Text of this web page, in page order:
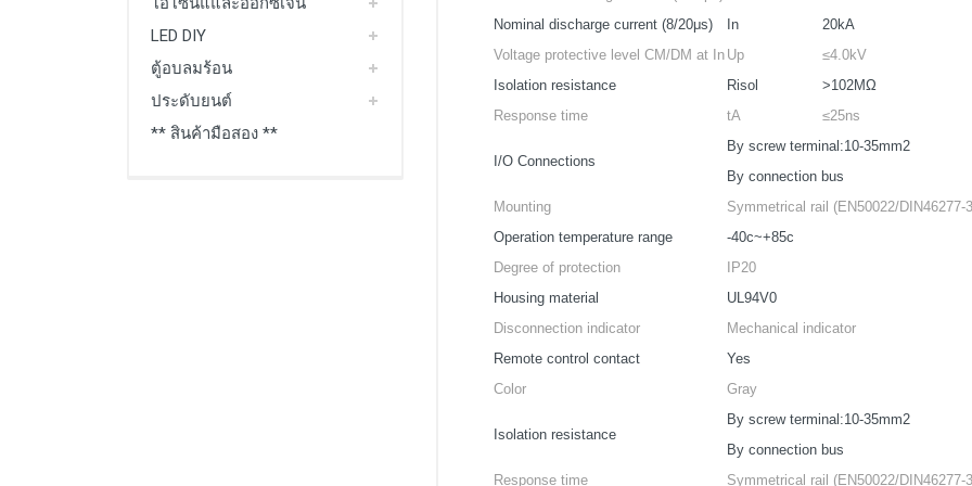
LED DIY
ตู้อบลมร้อน
ประดับยนต์
** สินค้ามือสอง **
Nominal discharge current (8/20μs)
In
20kA
Voltage protective level CM/DM at In Up
≤4.0kV
Isolation resistance
Risol
>102MΩ
Response time
tA ≤25ns
I/O Connections
By screw terminal:10-35mm2
By connection bus
Mounting
Symmetrical rail (EN50022/DIN46277-
Operation temperature range
-40c~+85c
Degree of protection
IP20
Housing material
UL94V0
Disconnection indicator
Mechanical indicator
Remote control contact
Yes
Color
Gray
Isolation resistance
By screw terminal:10-35mm2
By connection bus
Response time
Symmetrical rail (EN50022/DIN46277-